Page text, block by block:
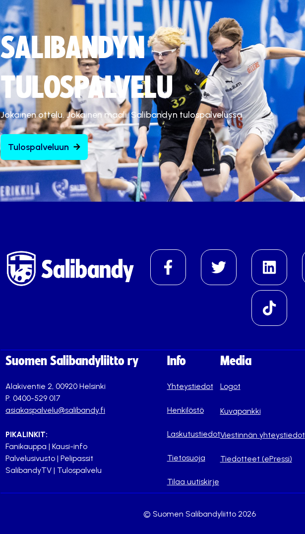
SALIBANDYN
TULOSPALVELU
Jokainen ottelu. Jokainen maali. Salibandyn tulospalvelussa.
Tulospalveluun
Suomen Salibandyliitto ry
Alakiventie 2, 00920 Helsinki
P. 0400-529 017
asiakaspalvelu@salibandy.fi
PIKALINKIT:
Fanikauppa | Kausi-info
Palvelusivusto | Pelipassit
SalibandyTV | Tulospalvelu
Info
Yhteystiedot
Henkilöstö
Laskutustiedot
Tietosuoja
Tilaa uutiskirje
Media
Logot
Kuvapankki
Viestinnän yhteystiedot
Tiedotteet (ePressi)
© Suomen Salibandyliitto 2026